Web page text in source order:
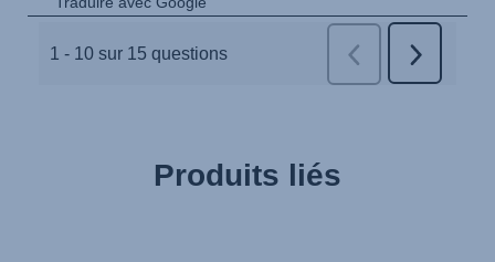
Produits liés